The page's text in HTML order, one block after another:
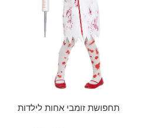
תחפושת זומבי אחות לילדות